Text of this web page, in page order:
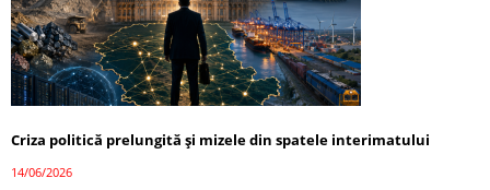
Criza politică prelungită și mizele din spatele interimatului
14/06/2026